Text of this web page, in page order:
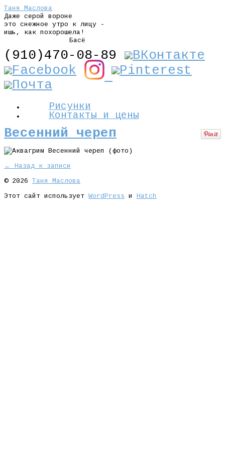
Таня Маслова
Даже серой вороне
это снежное утро к лицу -
ишь, как похорошела!
Басё
(910)470-08-89
Рисунки
Контакты и цены
Весенний череп
← Назад к записи
© 2026 Таня Маслова
Этот сайт использует WordPress и Hatch